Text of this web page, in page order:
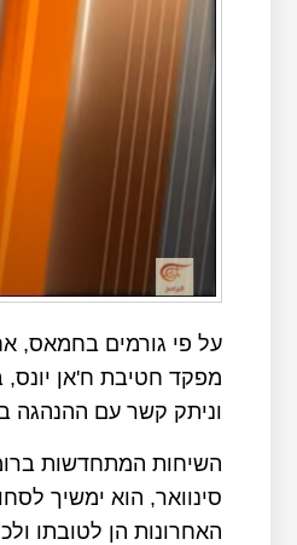
על פי גורמים בחמאס,
מפקד חטיבת ח'אן יונס,
וניתק קשר עם ההנהגה
השיחות המתחדשות
סינוואר, הוא ימשיך
האחרונות הן לטובתו